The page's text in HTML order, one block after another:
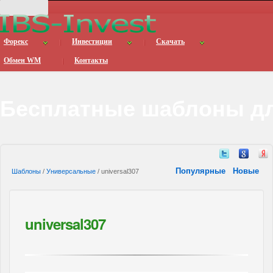
Форекс Инвестиции Скачать
Обмен WM Контакты
Шаблоны / Универсальные / universal307 Популярные Новые
universal307